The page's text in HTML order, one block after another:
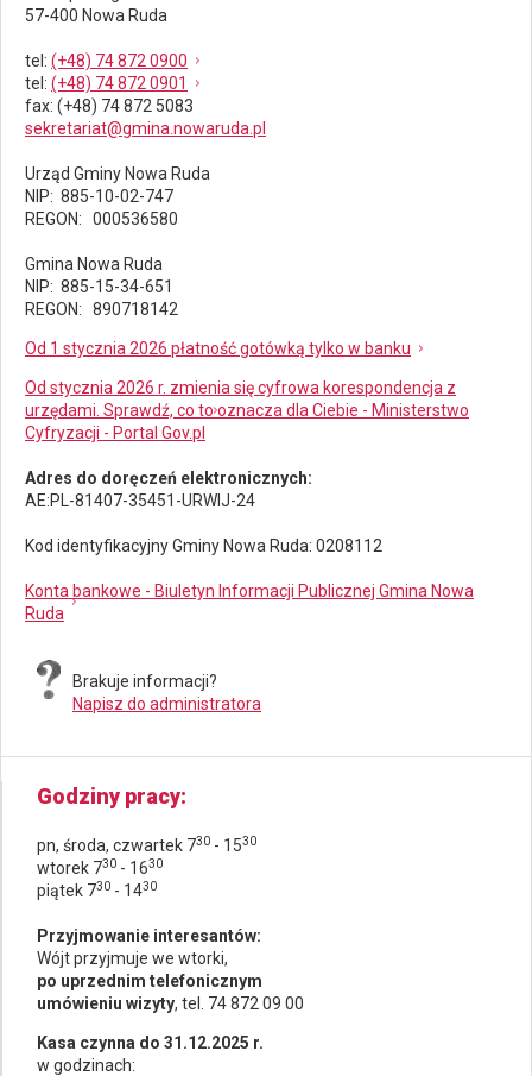
57-400 Nowa Ruda
tel : (+48) 74 872 0900
tel : (+48) 74 872 0901
fax: (+48) 74 872 5083
sekretariat@gmina.nowaruda.pl
Urząd Gminy Nowa Ruda
NIP: 885-10-02-747
REGON: 000536580
Gmina Nowa Ruda
NIP: 885-15-34-651
REGON: 890718142
Od 1 stycznia 2026 płatność gotówką tylko w banku
Od stycznia 2026 r. zmienia się cyfrowa korespondencja z
urzędami. Sprawdź, co to oznacza dla Ciebie - Ministerstwo
Cyfryzacji - Portal Gov.pl
Adres do doręczeń elektronicznych:
AE:PL-81407-35451-URWIJ-24
Kod identyfikacyjny Gminy Nowa Ruda: 0208112
Konta bankowe - Biuletyn Informacji Publicznej Gmina Nowa
Ruda
Brakuje informacji?
Napisz do administratora
Godziny pracy
pn, środa, czwartek 730 - 1530
wtorek 730 - 1630
piątek 730 - 1430
Przyjmowanie interesantów:
Wójt przyjmuje we wtorki,
po uprzednim telefonicznym
umówieniu wizyty, tel. 74 872 09 00
Kasa czynna do 31.12.2025 r.
w godzinach: